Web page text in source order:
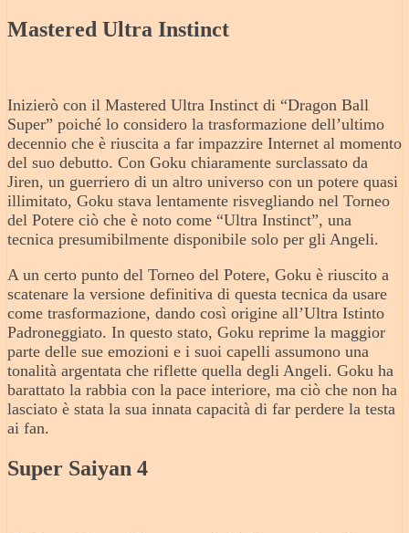
Mastered Ultra Instinct
Inizierò con il Mastered Ultra Instinct di “Dragon Ball
Super” poiché lo considero la trasformazione dell’ultimo
decennio che è riuscita a far impazzire Internet al momento
del suo debutto. Con Goku chiaramente surclassato da
Jiren, un guerriero di un altro universo con un potere quasi
illimitato, Goku stava lentamente risvegliando nel Torneo
del Potere ciò che è noto come “Ultra Instinct”, una
tecnica presumibilmente disponibile solo per gli Angeli.
A un certo punto del Torneo del Potere, Goku è riuscito a
scatenare la versione definitiva di questa tecnica da usare
come trasformazione, dando così origine all’Ultra Istinto
Padroneggiato. In questo stato, Goku reprime la maggior
parte delle sue emozioni e i suoi capelli assumono una
tonalità argentata che riflette quella degli Angeli. Goku ha
barattato la rabbia con la pace interiore, ma ciò che non ha
lasciato è stata la sua innata capacità di far perdere la testa
ai fan.
Super Saiyan 4